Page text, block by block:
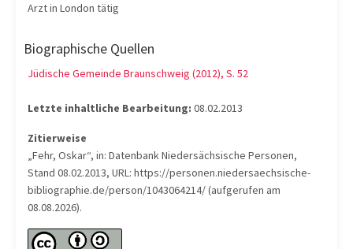
Arzt in London tätig
Biographische Quellen
Jüdische Gemeinde Braunschweig (2012), S. 52
Letzte inhaltliche Bearbeitung: 08.02.2013
Zitierweise
„Fehr, Oskar“, in: Datenbank Niedersächsische Personen,
Stand 08.02.2013, URL: https://personen.niedersaechsische-
bibliographie.de/person/1043064214/ (aufgerufen am
08.08.2026).